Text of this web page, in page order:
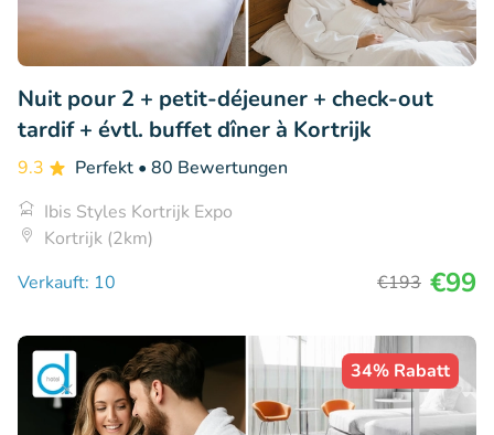
Nuit pour 2 + petit-déjeuner + check-out
tardif + évtl. buffet dîner à Kortrijk
9.3 Perfekt • 80 Bewertungen
Ibis Styles Kortrijk Expo
Kortrijk (2km)
Verkauft: 10
€193 €99
34% Rabatt